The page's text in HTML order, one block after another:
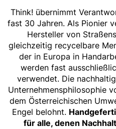
Think! übernimmt
fast 30 Jahren. Als Pionier
Hersteller von
gleichzeitig recycelbare
der in Europa in
werden fast
verwendet. Die
Unternehmensphilosophie
dem Österreichischen
Engel belohnt.
für alle, denen